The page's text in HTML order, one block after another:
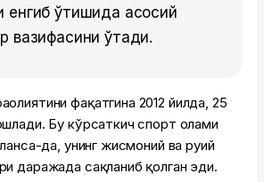
енгиб ўтишида асосий
вазифасини ўтади.
фақатгина 2012 йилда, 25
Бу кўрсаткич спорт олами
да, унинг жисмоний ва руҳий
даражада сақланиб қолган эди.